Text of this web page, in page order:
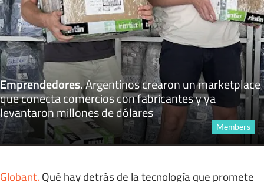
Emprendedores.Argentinos crearon un marketplace
que conecta comercios con fabricantes y ya
levantaron millones de dólares
Members
Globant. Qué hay detrás de la tecnología que promete